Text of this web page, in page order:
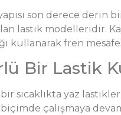
son derece derin
lastik modelleridir.
kullanarak fren
Bir Lastik
sıcaklıkta yaz
çalışmaya